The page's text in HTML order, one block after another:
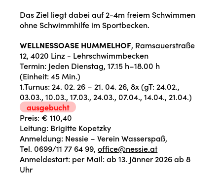
Das Ziel liegt dabei auf 2-4m freiem Schwimmen
ohne Schwimmhilfe im Sportbecken.
WELLNESSOASE HUMMELHOF, Ramsauerstraße
12, 4020 Linz - Lehrschwimmbecken
Termin: Jeden Dienstag, 17.15 h–18.00 h
(Einheit: 45 Min.)
1.Turnus: 24. 02. 26 – 21. 04. 26, 8x (gT: 24.02.,
03.03., 10.03., 17.03., 24.03., 07.04., 14.04., 21.04.)
ausgebucht
Preis: € 110,40
Leitung: Brigitte Kopetzky
Anmeldung: Nessie – Verein Wasserspaß,
Tel. 0699/11 77 64 99,office@nessie.at
Anmeldestart: per Mail: ab 13. Jänner 2026 ab 8
Uhr